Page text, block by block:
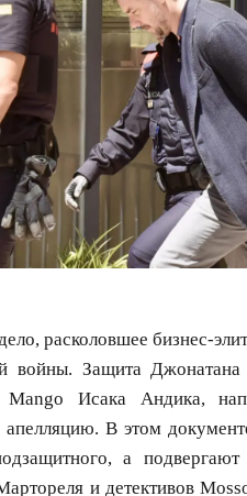
расколовшее бизнес-
войны. Защита Джонатана
Mango Исака Андика,
В этом
а
и детективов